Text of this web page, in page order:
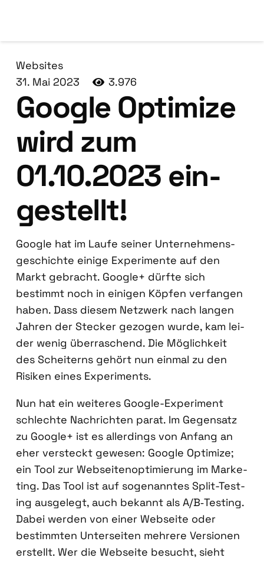
Websites
31. Mai 2023
3.976
Goog­le Opti­mi­ze
wird zum
01.10.2023 ein­
ge­stellt!
Goog­le hat im Lau­fe sei­ner Unter­neh­mens­
ge­schich­te eini­ge Expe­ri­men­te auf den
Markt gebracht. Goog­le+ dürf­te sich
bestimmt noch in eini­gen Köp­fen ver­fan­gen
haben. Dass die­sem Netz­werk nach lan­gen
Jah­ren der Ste­cker gezo­gen wur­de, kam lei­
der wenig über­ra­schend. Die Mög­lich­keit
des Schei­terns gehört nun ein­mal zu den
Risi­ken eines Expe­ri­ments.
Nun hat ein wei­te­res Goog­le-Expe­ri­ment
schlech­te Nach­rich­ten parat. Im Gegen­satz
zu Goog­le+ ist es aller­dings von Anfang an
eher ver­steckt gewe­sen: Goog­le Opti­mi­ze;
ein Tool zur Web­sei­ten­op­ti­mie­rung im Mar­ke­
ting. Das Tool ist auf soge­nann­tes Split-Test­
ing aus­ge­legt, auch bekannt als A/B‑Testing.
Dabei wer­den von einer Web­sei­te oder
bestimm­ten Unter­sei­ten meh­re­re Ver­sio­nen
erstellt. Wer die Web­sei­te besucht, sieht